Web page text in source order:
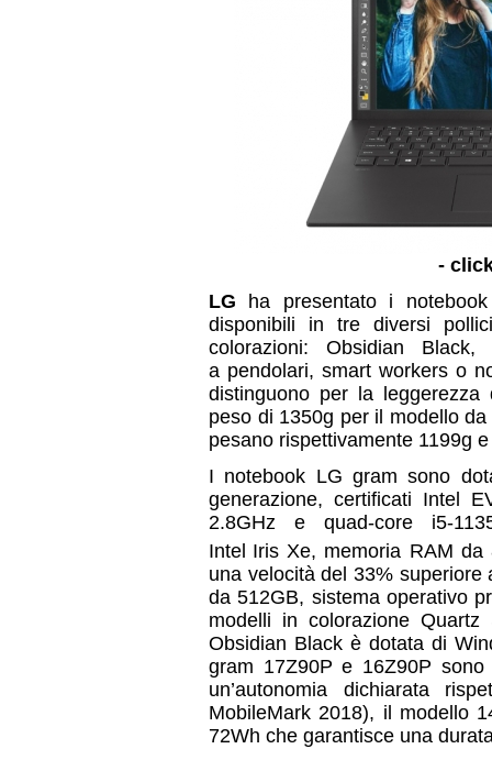
-
LG ha presentato i
disponibili in tre diversi
colorazioni: Obsidian
a pendolari, smart workers o
distinguono per la
peso di 1350g per il modello
pesano rispettivamente 1199g
I notebook LG gram sono
generazione, certificati Intel
2.8GHz e quad-core i5-
Intel Iris Xe, memoria RAM
una velocità del 33%
da 512GB, sistema operativo
modelli in colorazione
Obsidian Black è dotata di
gram 17Z90P e 16Z90P
un’autonomia dichiarata
MobileMark 2018), il modello
72Wh che garantisce una